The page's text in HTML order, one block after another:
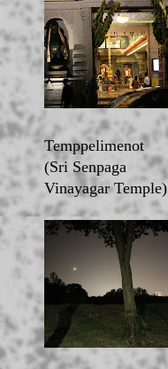
Temppelimenot
(Sri Senpaga
Vinayagar Temple)